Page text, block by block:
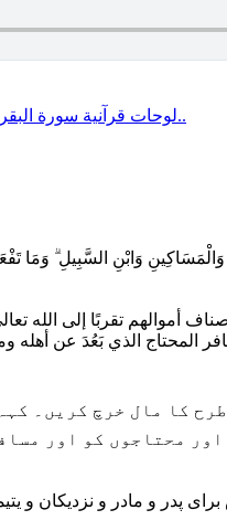
لوحات قرآنية سورةالمزيد..
وَابْنِ السَّبِيلِ ۗ وَمَا
أموالهم تقربًا إلى الله
المحتاج الذي بَعُدَ عن أهله
کا مال خرچ کریں۔
محتاجوں کو اور
پدر و مادر و نزدیکان و